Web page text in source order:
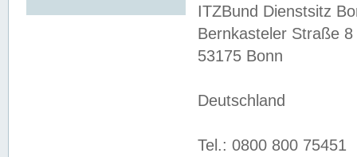
ITZBund Dienstsitz
Bernkasteler Straße 8
53175 Bonn
Deutschland
Tel.: 0800 800 75451